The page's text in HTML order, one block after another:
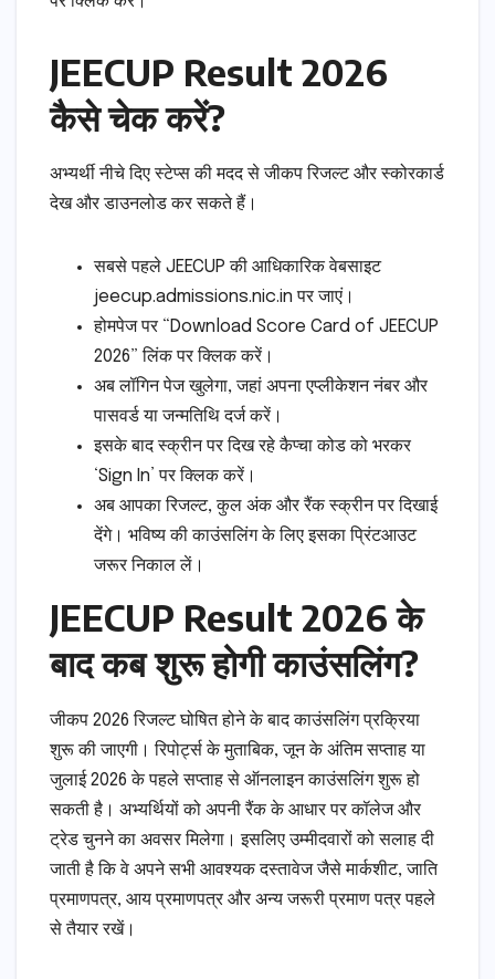
JEECUP Result 2026
कैसे चेक करें?
अभ्यर्थी नीचे दिए स्टेप्स की मदद से जीकप रिजल्ट और स्कोरकार्ड
देख और डाउनलोड कर सकते हैं।
सबसे पहले JEECUP की आधिकारिक वेबसाइट
jeecup.admissions.nic.in पर जाएं।
होमपेज पर “Download Score Card of JEECUP
2026” लिंक पर क्लिक करें।
अब लॉगिन पेज खुलेगा, जहां अपना एप्लीकेशन नंबर और
पासवर्ड या जन्मतिथि दर्ज करें।
इसके बाद स्क्रीन पर दिख रहे कैप्चा कोड को भरकर
‘Sign In’ पर क्लिक करें।
अब आपका रिजल्ट, कुल अंक और रैंक स्क्रीन पर दिखाई
देंगे। भविष्य की काउंसलिंग के लिए इसका प्रिंटआउट
जरूर निकाल लें।
JEECUP Result 2026 के
बाद कब शुरू होगी काउंसलिंग?
जीकप 2026 रिजल्ट घोषित होने के बाद काउंसलिंग प्रक्रिया
शुरू की जाएगी। रिपोर्ट्स के मुताबिक, जून के अंतिम सप्ताह या
जुलाई 2026 के पहले सप्ताह से ऑनलाइन काउंसलिंग शुरू हो
सकती है। अभ्यर्थियों को अपनी रैंक के आधार पर कॉलेज और
ट्रेड चुनने का अवसर मिलेगा। इसलिए उम्मीदवारों को सलाह दी
जाती है कि वे अपने सभी आवश्यक दस्तावेज जैसे मार्कशीट, जाति
प्रमाणपत्र, आय प्रमाणपत्र और अन्य जरूरी प्रमाण पत्र पहले
से तैयार रखें।